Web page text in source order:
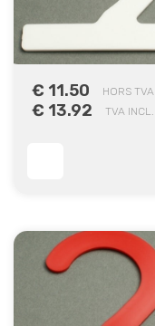
€ 11.50 HORS TVA
€ 13.92 TVA INCL.